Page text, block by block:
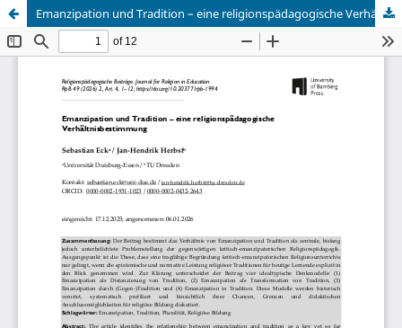
Emanzipation und Tradition – eine religionspädagogische Verhältnisbestimmung